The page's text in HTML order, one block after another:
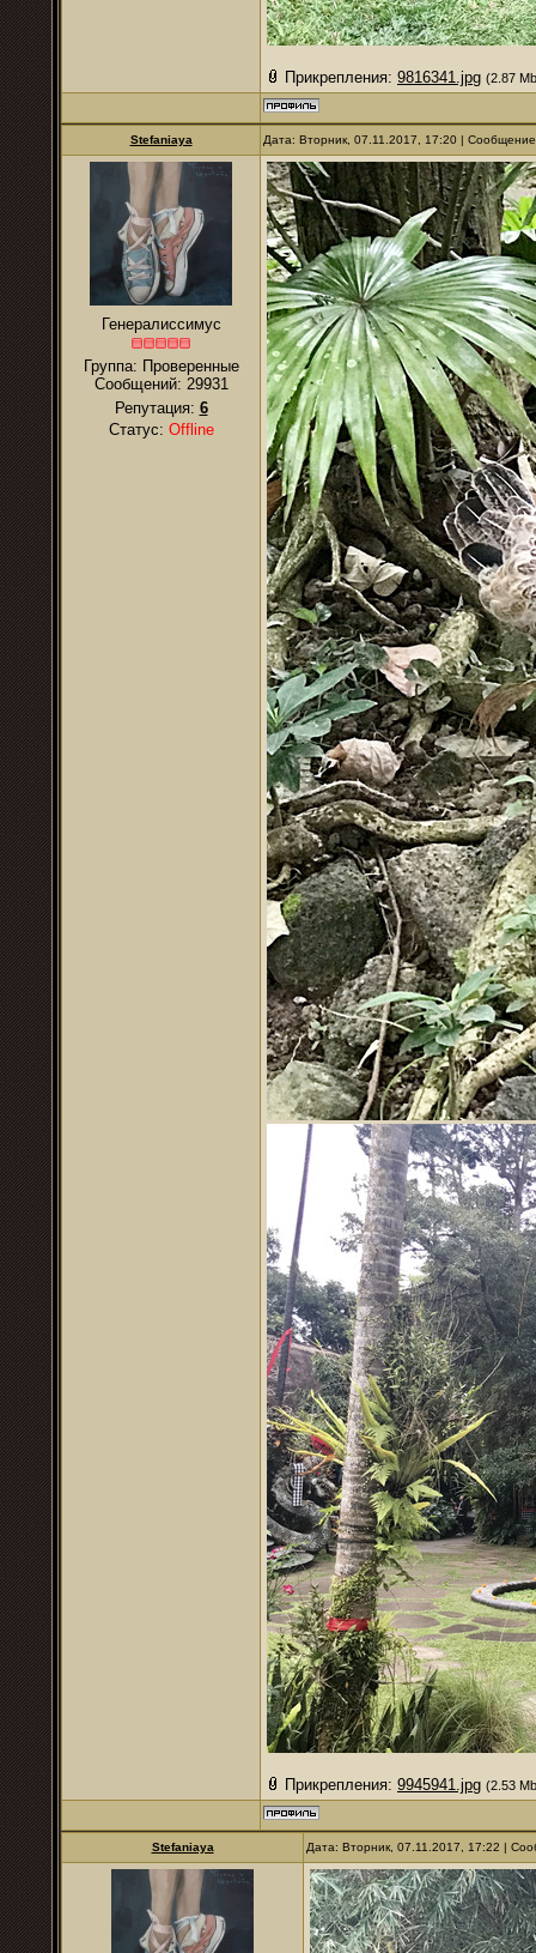
Прикрепления: 9816341.jpg (2.87
Stefaniaya Дата: Вторник, 07.11.2017, 17:20 |
Генералиссимус
Группа: Проверенные
Сообщений: 29931
Репутация: 6
Статус: Offline
Прикрепления: 9945941.jpg (2.53
Stefaniaya Дата: Вторник, 07.11.2017, 17:22 |